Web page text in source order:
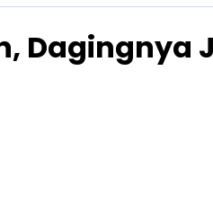
Dagingnya